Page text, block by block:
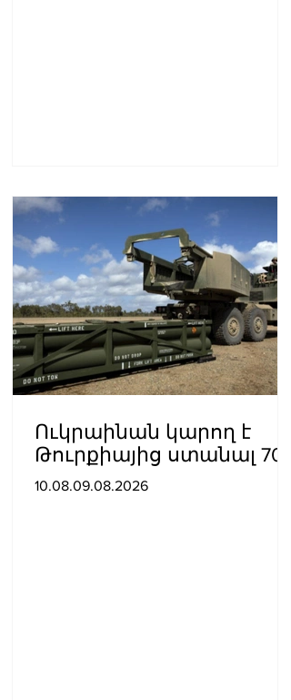
Ուկրաինան կարող է
Թուրքիայից ստանալ 70
ATACMS հրթիռներ
10.08.09.08.2026